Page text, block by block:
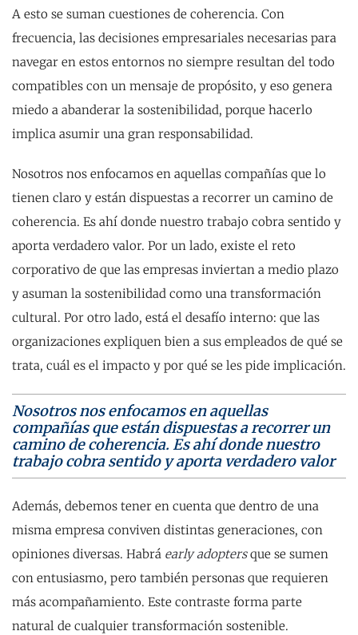
A esto se suman cuestiones de coherencia. Con
frecuencia, las decisiones empresariales necesarias para
navegar en estos entornos no siempre resultan del todo
compatibles con un mensaje de propósito, y eso genera
miedo a abanderar la sostenibilidad, porque hacerlo
implica asumir una gran responsabilidad.
Nosotros nos enfocamos en aquellas compañías que lo
tienen claro y están dispuestas a recorrer un camino de
coherencia. Es ahí donde nuestro trabajo cobra sentido y
aporta verdadero valor. Por un lado, existe el reto
corporativo de que las empresas inviertan a medio plazo
y asuman la sostenibilidad como una transformación
cultural. Por otro lado, está el desafío interno: que las
organizaciones expliquen bien a sus empleados de qué se
trata, cuál es el impacto y por qué se les pide implicación.
Nosotros nos enfocamos en aquellas
compañías que están dispuestas a recorrer un
camino de coherencia. Es ahí donde nuestro
trabajo cobra sentido y aporta verdadero valor
Además, debemos tener en cuenta que dentro de una
misma empresa conviven distintas generaciones, con
opiniones diversas. Habrá early adoptersque se sumen
con entusiasmo, pero también personas que requieren
más acompañamiento. Este contraste forma parte
natural de cualquier transformación sostenible.